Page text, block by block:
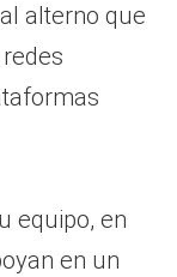
alterno que
equipo, en
en un